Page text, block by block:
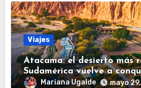
Viajes
Atacama: el desierto más
Sudamérica vuelve a
viajerosMariana Ugalde mayo